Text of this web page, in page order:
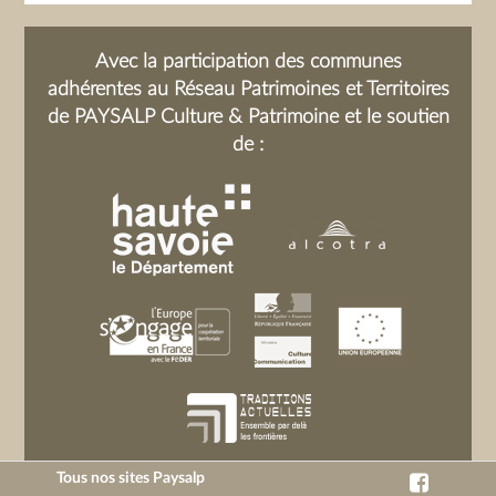
Avec la participation des communes
adhérentes au Réseau Patrimoines et Territoires
de PAYSALP Culture & Patrimoine et le soutien
de :
Tous nos sites Paysalp